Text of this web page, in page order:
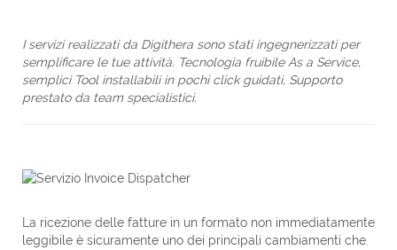
I servizi realizzati da Digithera sono stati ingegnerizzati per
semplificare le tue attività. Tecnologia fruibile As a Service,
semplici Tool installabili in pochi click guidati, Supporto
prestato da team specialistici.
La ricezione delle fatture in un formato non immediatamente
leggibile è sicuramente uno dei principali cambiamenti che